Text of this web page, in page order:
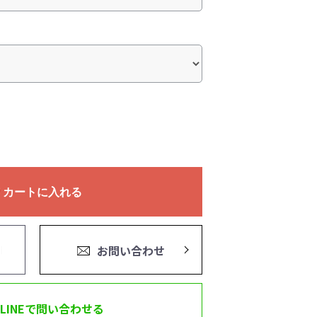
カートに入れる
お問い合わせ
LINEで問い合わせる